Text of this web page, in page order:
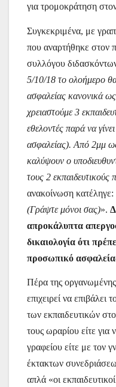
για τρομοκράτηση
Συγκεκριμένα, με
που αναρτήθηκε στον
συλλόγου
5/10/18 το ολοήμερο
ασφαλείας κανονικά ως
χρειαστούμε 3
εθελοντές παρά να
ασφαλείας). Από 2μμ
καλύψουν ο
τους 2
ανακοίνωση κατέληγε:
(Γράψτε μόνοι σας)».
απροκάλυπτα
δικαιολογία ότι
προσωπικό
Πέρα της
επιχειρεί να
των εκπαιδευτικών
τους ωραρίου είτε για
γραφείου είτε με τον
έκτακτων
απλά «οι